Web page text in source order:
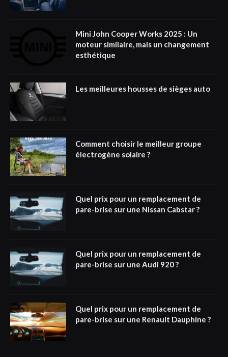
Mini John Cooper Works 2025 : Un
moteur similaire, mais un changement
esthétique
Les meilleures housses de sièges auto
Comment choisir le meilleur groupe
électrogène solaire ?
Quel prix pour un remplacement de
pare-brise sur une Nissan Cabstar ?
Quel prix pour un remplacement de
pare-brise sur une Audi 920 ?
Quel prix pour un remplacement de
pare-brise sur une Renault Dauphine ?